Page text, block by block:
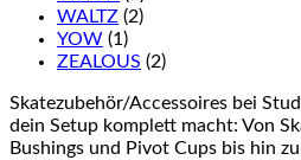
WALTZ (2)
YOW (1)
ZEALOUS (2)
Skatezubehör/Accessoires bei
dein Setup komplett macht: Von
Bushings und Pivot Cups bis hin